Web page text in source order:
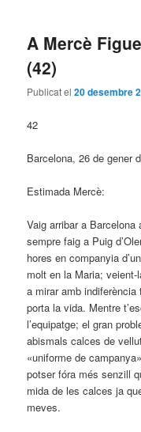
A Mercè
(42)
Publicat el20 desembre
42
Barcelona, 26 de gener
Estimada Mercè:
Vaig arribar a Barcelona
sempre faig a Puig
hores en companyia
molt en la Maria;
a mirar amb
porta la vida. Mentre
l’equipatge; el gran
abismals calces de
«uniforme de
potser fóra més senzill
mida de les calces ja
meves.